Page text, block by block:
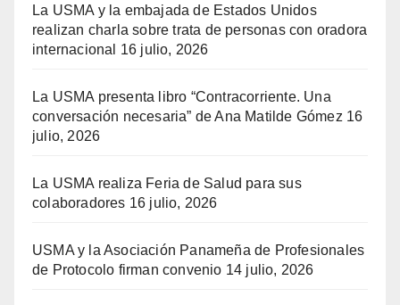
La USMA y la embajada de Estados Unidos
realizan charla sobre trata de personas con oradora
internacional
16 julio, 2026
La USMA presenta libro “Contracorriente. Una
conversación necesaria” de Ana Matilde Gómez 16
julio, 2026
La USMA realiza Feria de Salud para sus
colaboradores 16 julio, 2026
USMA y la Asociación Panameña de Profesionales
de Protocolo firman convenio 14 julio, 2026